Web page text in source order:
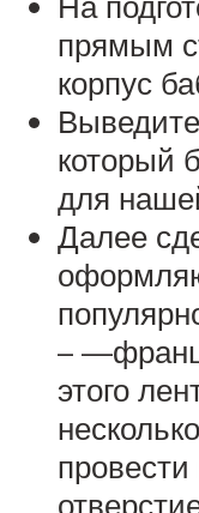
прямым
корпус
который
для
Далее
–
этого
провести